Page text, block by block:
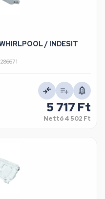
/ INDESIT
5 717 Ft
Nettó4 502 Ft